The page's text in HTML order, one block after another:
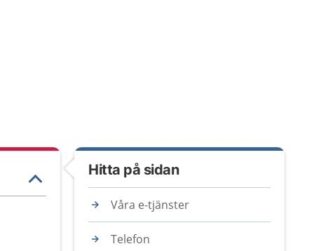
Hitta på sidan
Våra e-tjänster
Telefon